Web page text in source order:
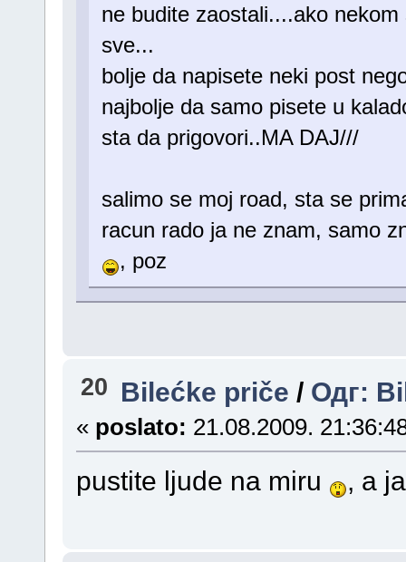
ne budite zaostali....ako
sve...
bolje da napisete neki post
najbolje da samo pisete u
sta da prigovori..MA DAJ///
salimo se moj road, sta se
racun rado ja ne znam, samo
, poz
20 Bilećke priče / Одг:
« poslato: 21.08.2009.
pustite ljude na miru , a